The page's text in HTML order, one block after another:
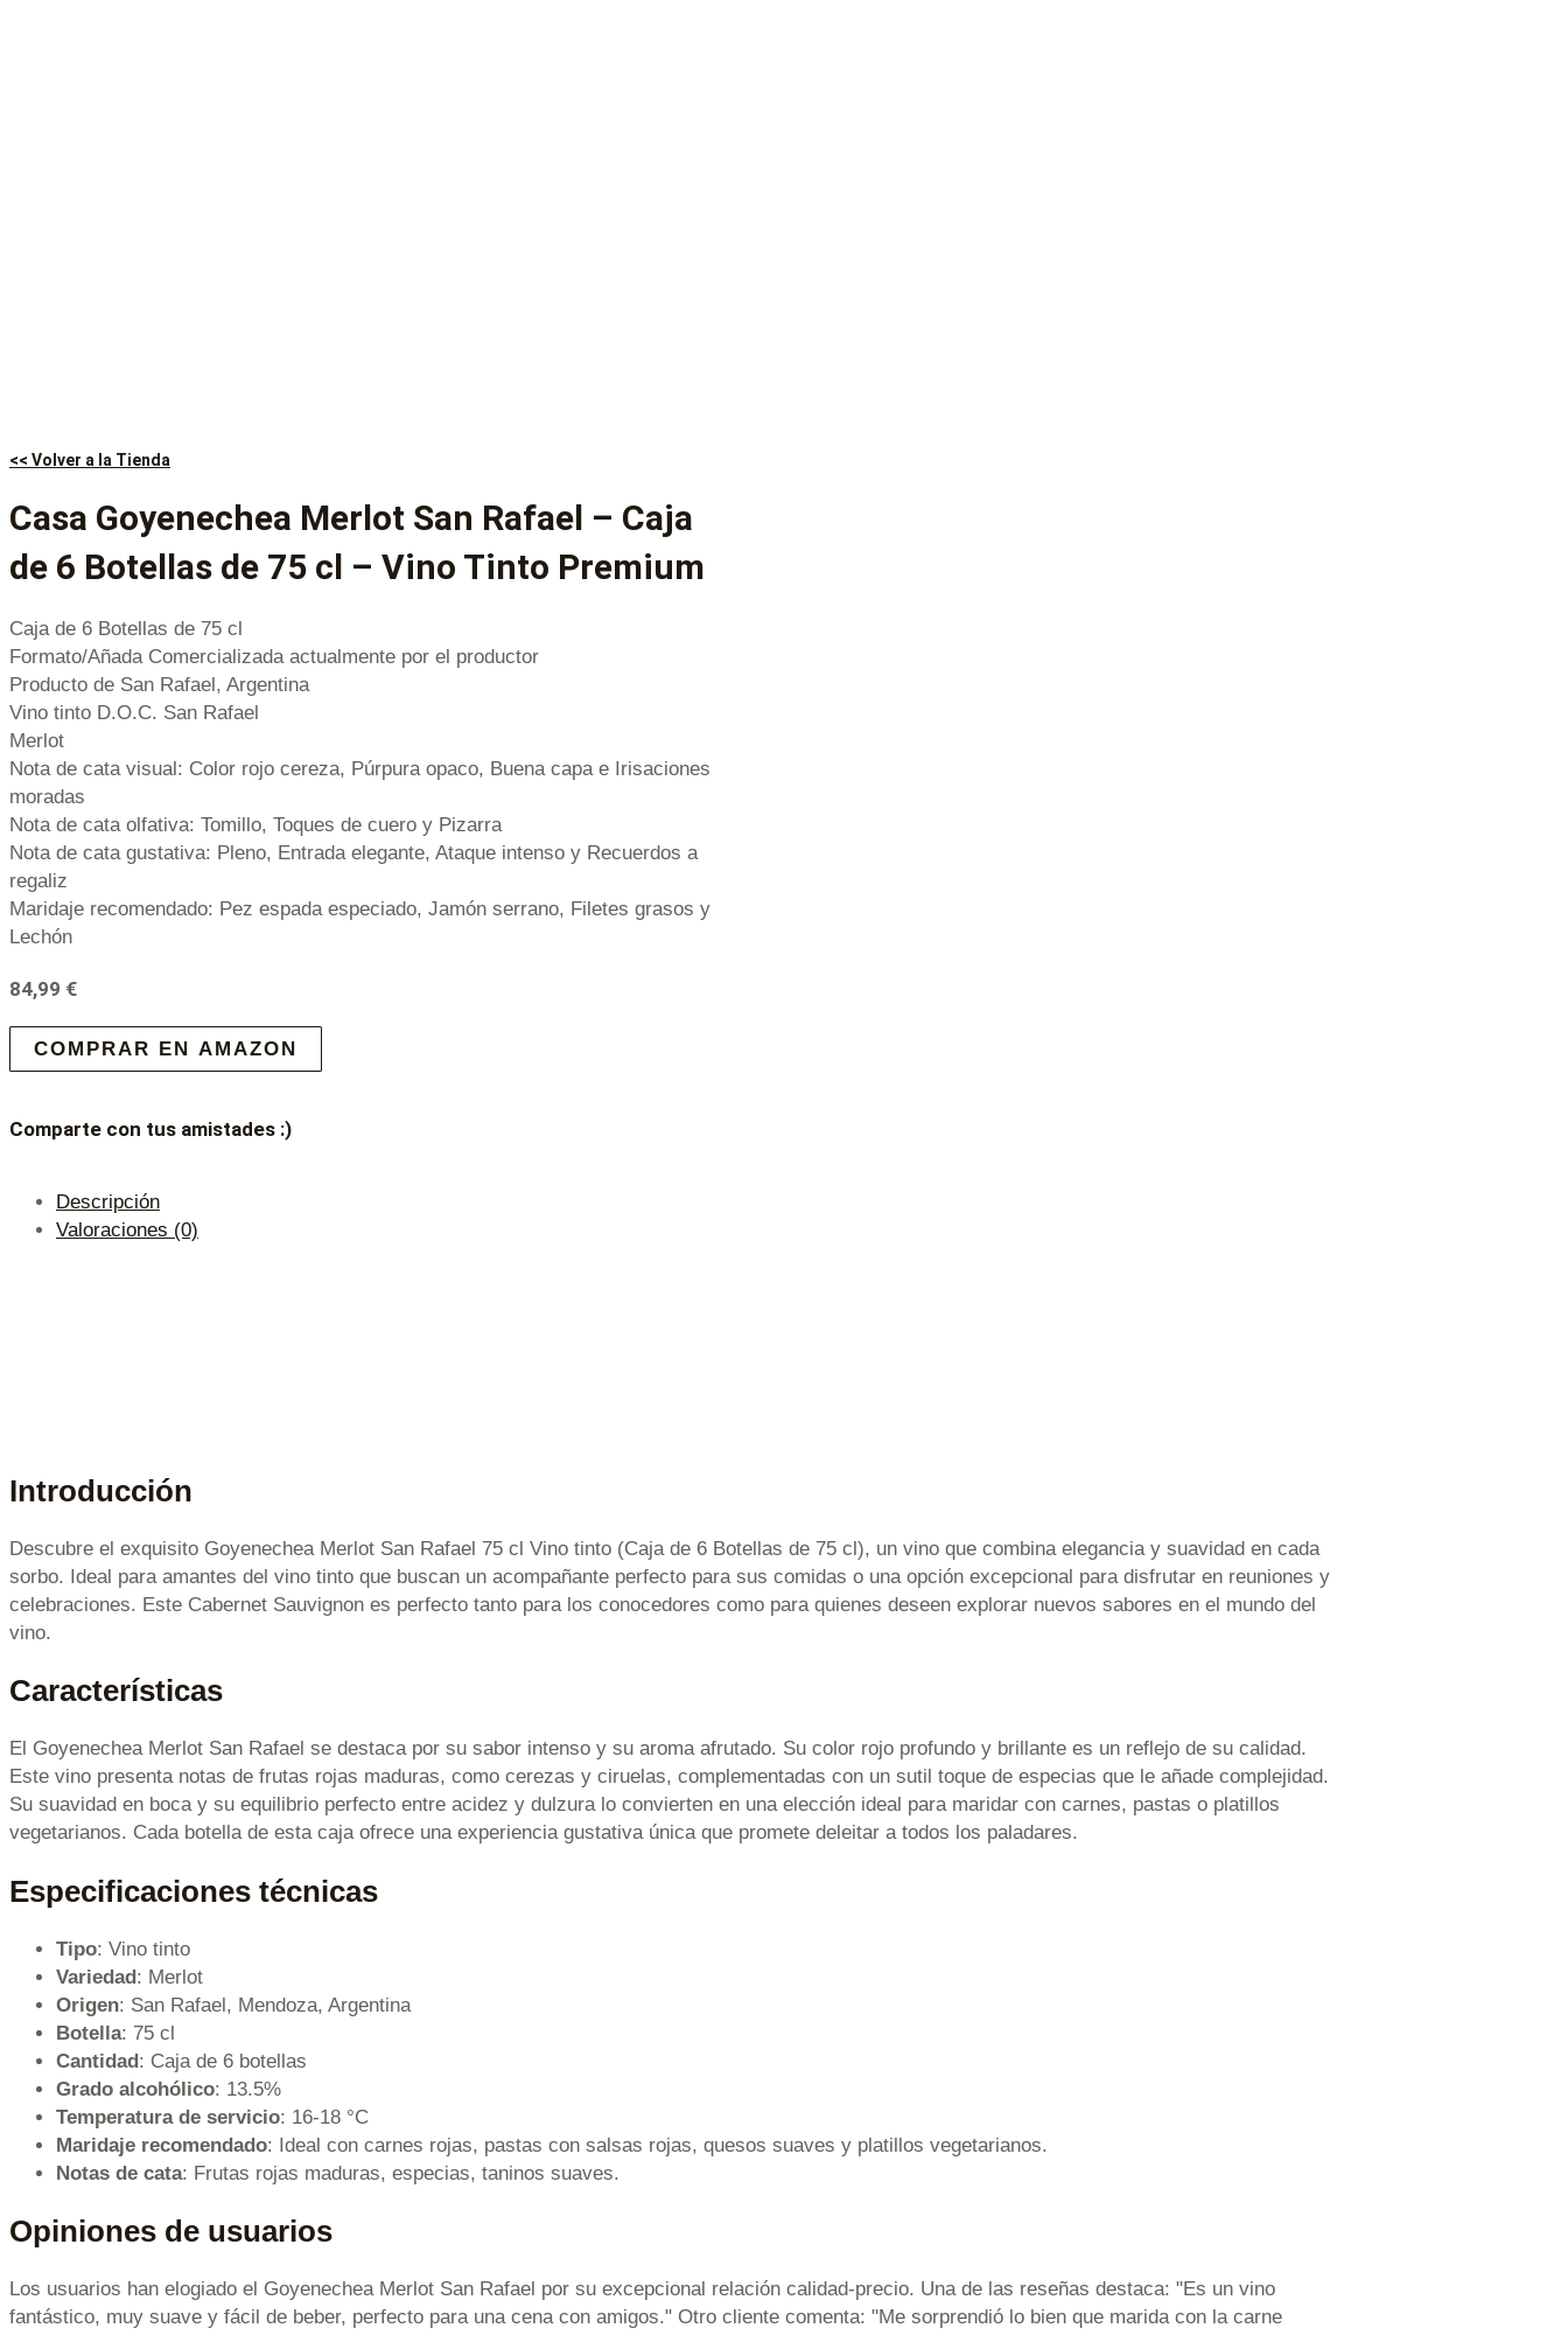
<< Volver a la Tienda
Casa Goyenechea Merlot San Rafael – Caja
de 6 Botellas de 75 cl – Vino Tinto Premium
Caja de 6 Botellas de 75 cl
Formato/Añada Comercializada actualmente por el productor
Producto de San Rafael, Argentina
Vino tinto D.O.C. San Rafael
Merlot
Nota de cata visual: Color rojo cereza, Púrpura opaco, Buena capa e Irisaciones
moradas
Nota de cata olfativa: Tomillo, Toques de cuero y Pizarra
Nota de cata gustativa: Pleno, Entrada elegante, Ataque intenso y Recuerdos a
regaliz
Maridaje recomendado: Pez espada especiado, Jamón serrano, Filetes grasos y
Lechón
84,99 €
COMPRAR EN AMAZON
Comparte con tus amistades :)
Descripción
Valoraciones (0)
Introducción
Descubre el exquisito Goyenechea Merlot San Rafael 75 cl Vino tinto (Caja de 6 Botellas de 75 cl), un vino que combina elegancia y suavidad en cada
sorbo. Ideal para amantes del vino tinto que buscan un acompañante perfecto para sus comidas o una opción excepcional para disfrutar en reuniones y
celebraciones. Este Cabernet Sauvignon es perfecto tanto para los conocedores como para quienes deseen explorar nuevos sabores en el mundo del
vino.
Características
El Goyenechea Merlot San Rafael se destaca por su sabor intenso y su aroma afrutado. Su color rojo profundo y brillante es un reflejo de su calidad.
Este vino presenta notas de frutas rojas maduras, como cerezas y ciruelas, complementadas con un sutil toque de especias que le añade complejidad.
Su suavidad en boca y su equilibrio perfecto entre acidez y dulzura lo convierten en una elección ideal para maridar con carnes, pastas o platillos
vegetarianos. Cada botella de esta caja ofrece una experiencia gustativa única que promete deleitar a todos los paladares.
Especificaciones técnicas
Tipo: Vino tinto
Variedad: Merlot
Origen: San Rafael, Mendoza, Argentina
Botella: 75 cl
Cantidad: Caja de 6 botellas
Grado alcohólico: 13.5%
Temperatura de servicio: 16-18 °C
Maridaje recomendado: Ideal con carnes rojas, pastas con salsas rojas, quesos suaves y platillos vegetarianos.
Notas de cata: Frutas rojas maduras, especias, taninos suaves.
Opiniones de usuarios
Los usuarios han elogiado el Goyenechea Merlot San Rafael por su excepcional relación calidad-precio. Una de las reseñas destaca: "Es un vino
fantástico, muy suave y fácil de beber, perfecto para una cena con amigos." Otro cliente comenta: "Me sorprendió lo bien que marida con la carne